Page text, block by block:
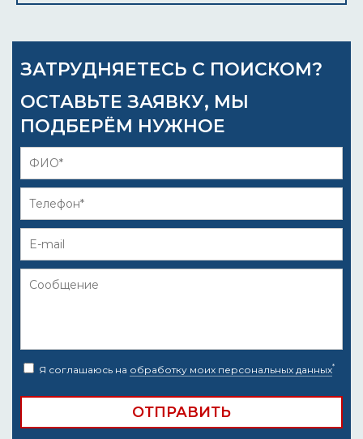
ЗАТРУДНЯЕТЕСЬ С ПОИСКОМ?
ОСТАВЬТЕ ЗАЯВКУ, МЫ
ПОДБЕРЁМ НУЖНОЕ
Я соглашаюсь на обработку моих персональных данных*